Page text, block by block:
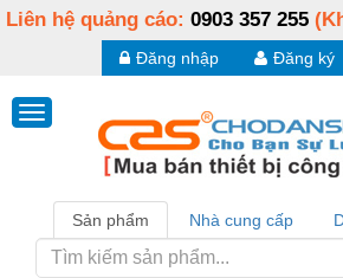
Liên hệ quảng cáo: 0903 357 255
Đăng ký
Đăng nhập
Sản phẩm Nhà cung cấp